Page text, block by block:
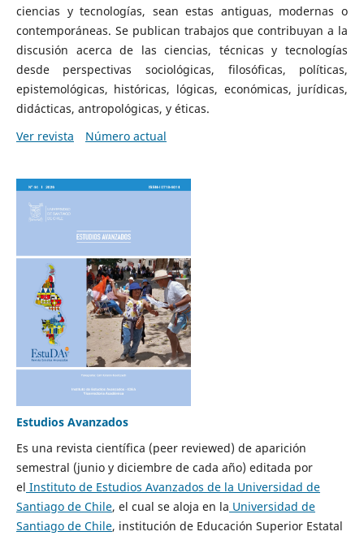
ciencias y tecnologías, sean estas antiguas, modernas o
contemporáneas. Se publican trabajos que contribuyan a la
discusión acerca de las ciencias, técnicas y tecnologías
desde perspectivas sociológicas, filosóficas, políticas,
epistemológicas, históricas, lógicas, económicas, jurídicas,
didácticas, antropológicas, y éticas.
Ver revista
Número actual
Estudios Avanzados
Es una revista científica (peer reviewed) de aparición
semestral (junio y diciembre de cada año) editada por
el Instituto de Estudios Avanzados de la Universidad de
Santiago de Chile, el cual se aloja en la Universidad de
Santiago de Chile, institución de Educación Superior Estatal